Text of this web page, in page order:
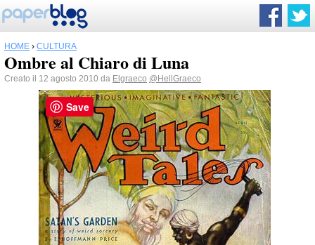
HOME › CULTURA
Ombre al Chiaro di Luna
Creato il 12 agosto 2010 da Elgraeco @HellGraeco
Save